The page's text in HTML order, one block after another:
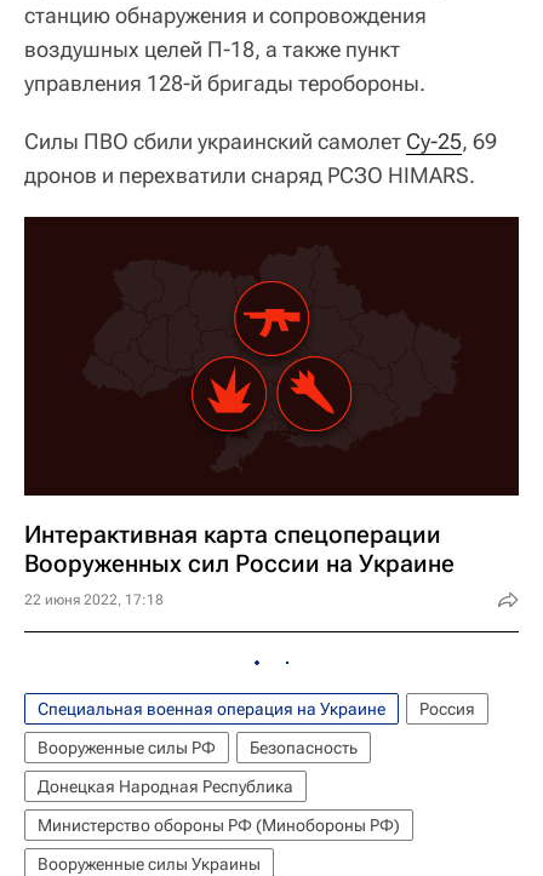
станцию обнаружения и сопровождения
воздушных целей П-18, а также пункт
управления 128-й бригады теробороны.
Силы ПВО сбили украинский самолет Су-25, 69
дронов и перехватили снаряд РСЗО HIMARS.
Интерактивная карта спецоперации
Вооруженных сил России на Украине
22 июня 2022, 17:18
Специальная военная операция на Украине
Россия
Вооруженные силы РФ
Безопасность
Донецкая Народная Республика
Министерство обороны РФ (Минобороны РФ)
Вооруженные силы Украины